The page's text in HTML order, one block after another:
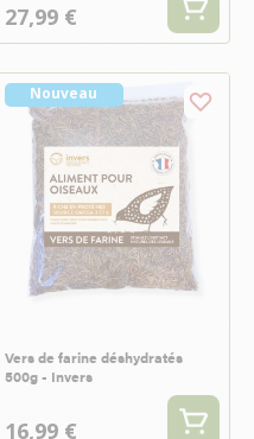
27,99 €
Nouveau
Vers de farine déshydratés
500g - Invers
16,99 €